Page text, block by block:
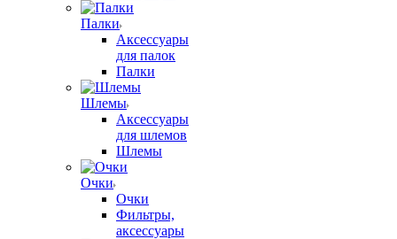
Палки
Аксессуары
для палок
Палки
Шлемы
Аксессуары
для шлемов
Шлемы
Очки
Очки
Фильтры,
аксессуары